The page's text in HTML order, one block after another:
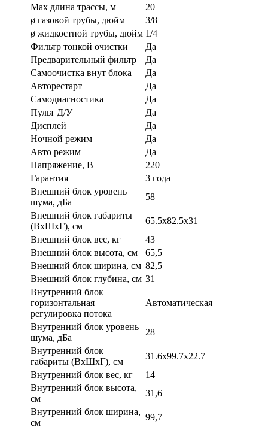
Max длина трассы, м
20
ø газовой трубы, дюйм
3/8
ø жидкостной трубы, дюйм 1/4
Фильтр тонкой очистки
Да
Предварительный фильтр
Да
Самоочистка внут блока
Да
Авторестарт
Да
Самодиагностика
Да
Пульт Д/У
Да
Дисплей
Да
Ночной режим
Да
Авто режим
Да
Напряжение, В
220
Гарантия
3 года
Внешний блок уровень
шума, дБа
58
Внешний блок габариты
(ВхШхГ), см
65.5x82.5x31
Внешний блок вес, кг
43
Внешний блок высота, см
65,5
Внешний блок ширина, см 82,5
Внешний блок глубина, см 31
Внутренний блок
горизонтальная
регулировка потока
Автоматическая
Внутренний блок уровень
шума, дБа
28
Внутренний блок
габариты (ВхШхГ), см
31.6x99.7x22.7
Внутренний блок вес, кг
14
Внутренний блок высота,
см
31,6
Внутренний блок ширина,
см
99,7